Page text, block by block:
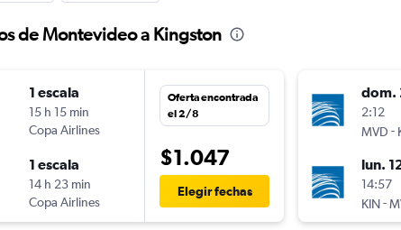
de Montevideo a Kingston
1 escala
15 h 15 min
Copa Airlines
1 escala
14 h 23 min
Copa Airlines
Oferta encontrada
el 2/8
$1.047
Elegir fechas
2:12
MVD -
lun.
14:57
KIN-